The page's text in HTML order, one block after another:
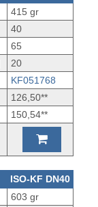
415 gr
40
65
20
KF051768
126,50**
150,54**
ISO-KF DN40
603 gr